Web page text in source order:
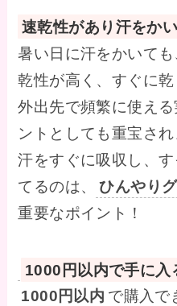
速乾性があり汗をか
暑い日に汗をかいても
乾性が高く、すぐに乾
外出先で頻繁に使え
ントとしても重宝され
汗をすぐに吸収し、
てるのは、
ひんやり
重要なポイント！
1000円以内で手に入
1000円以内 で購入で